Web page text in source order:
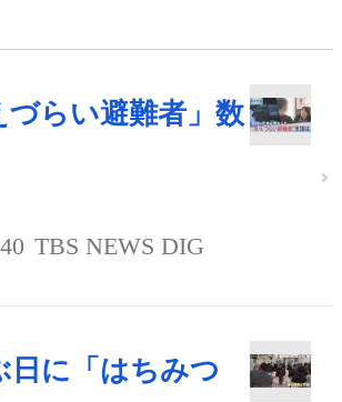
づらい避難者」数
TBS NEWS DIG
日に「はちみつ